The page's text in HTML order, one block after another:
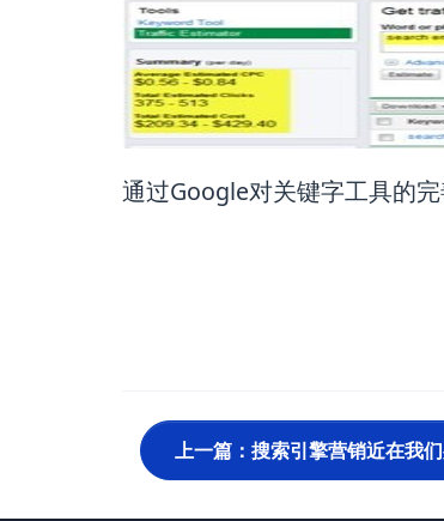
通过Google对关键字工具的
上一篇：搜索引擎营销近在我